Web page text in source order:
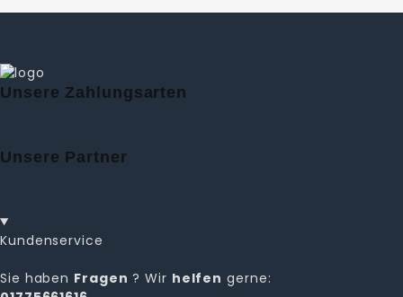
Unsere Zahlungsarten
Unsere Partner
Kundenservice
Sie haben Fragen ? Wir helfen gerne: